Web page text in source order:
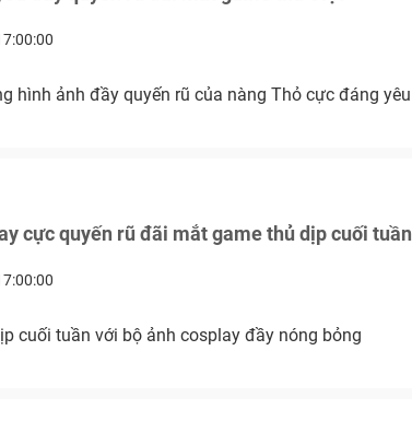
hình ảnh đầy quyến rũ của nàng Thỏ cực đáng
cực quyến rũ đãi mắt game thủ dịp cuối tuần
cuối tuần với bộ ảnh cosplay đầy nóng bỏng